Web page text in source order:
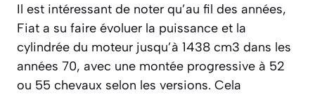
Il est intéressant de noter qu’au fil des années,
Fiat a su faire évoluer la puissance et la
cylindrée du moteur jusqu’à 1438 cm3 dans les
années 70, avec une montée progressive à 52
ou 55 chevaux selon les versions. Cela